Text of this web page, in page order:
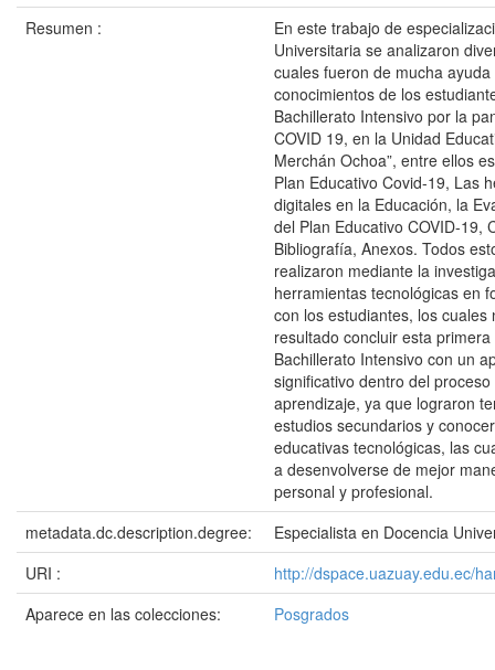
Resumen :
En este trabajo de
Universitaria se analizaron
cuales fueron de mucha
conocimientos de los
Bachillerato Intensivo por la
COVID 19, en la Unidad
Merchán Ochoa”, entre ellos
Plan Educativo Covid-19, Las
digitales en la Educación, la
del Plan Educativo COVID-19,
Bibliografía, Anexos. Todos
realizaron mediante la
herramientas tecnológicas en
con los estudiantes, los cuales
resultado concluir esta
Bachillerato Intensivo con un
significativo dentro del
aprendizaje, ya que lograron
estudios secundarios y
educativas tecnológicas, las
a desenvolverse de mejor
personal y profesional.
metadata.dc.description.degree:
Especialista en Docencia
URI :
http://dspace.uazuay.edu.ec/
Aparece en las colecciones:
Posgrados